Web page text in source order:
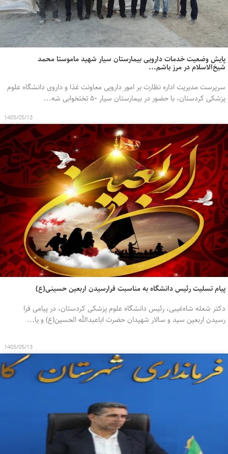
پایش وضعیت خدمات دارویی بیمارستان سیار شهید ماموستا محمد
شیخ‌الاسلام در مرز باشم...
سرپرست مدیریت اداره نظارت بر امور دارویی معاونت غذا و داروی دانشگاه علوم
پزشکی کردستان، با حضور در بیمارستان سیار ۵۰ تختخوابی شه...
1405/05/13
پیام تسلیت رئیس دانشگاه به مناسبت فرارسیدن اربعین حسینی(ع)
دکتر شعله شاه‌غیبی، رئیس دانشگاه علوم پزشکی کردستان، در پیامی فرا
رسیدن اربعین سید و سالار شهیدان حضرت اباعبدالله الحسین(ع) و یا...
1405/05/13